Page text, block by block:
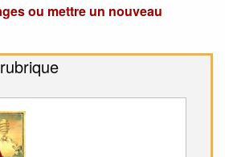
ou mettre un nouveau